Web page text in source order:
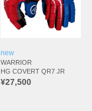
new
WARRIOR
HG COVERT QR7 JR
¥27,500